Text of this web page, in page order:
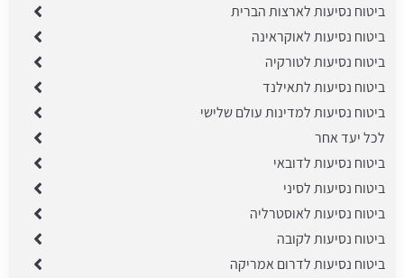
ביטוח נסיעות לארצות הברית
ביטוח נסיעות לאוקראינה
ביטוח נסיעות לטורקיה
ביטוח נסיעות לתאילנד
ביטוח נסיעות למדינות עולם שלישי
לכל יעד אחר
ביטוח נסיעות לדובאי
ביטוח נסיעות לסיני
ביטוח נסיעות לאוסטרליה
ביטוח נסיעות לקובה
ביטוח נסיעות לדרום אמריקה